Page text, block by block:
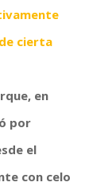
cierta
en
por
el
con celo